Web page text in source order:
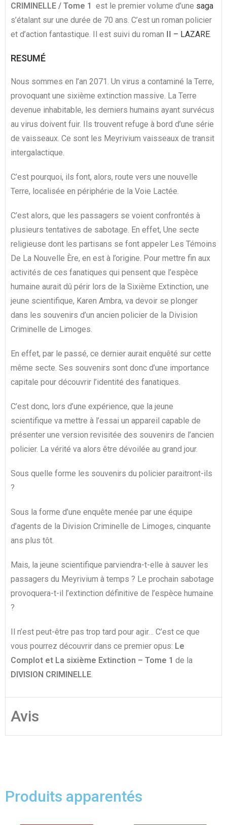
CRIMINELLE / Tome 1 est le premier volume d’une saga
s’étalant sur une durée de 70 ans. C’est un roman policier
et d’action fantastique. Il est suivi du roman II – LAZARE
RESUMÉ
Nous sommes en l’an 2071. Un virus a contaminé la Terre,
provoquant une sixième extinction massive. La Terre
devenue inhabitable, les derniers humains ayant survécus
au virus doivent fuir. Ils trouvent refuge à bord d’une série
de vaisseaux. Ce sont les Meyrivium vaisseaux de transit
intergalactique.
C’est pourquoi, ils font, alors, route vers une nouvelle
Terre, localisée en périphérie de la Voie Lactée.
C’est alors, que les passagers se voient confrontés à
plusieurs tentatives de sabotage. En effet, Une secte
religieuse dont les partisans se font appeler Les Témoins
De La Nouvelle Ère, en est à l’origine. Pour mettre fin aux
activités de ces fanatiques qui pensent que l’espèce
humaine aurait dû périr lors de la Sixième Extinction, une
jeune scientifique, Karen Ambra, va devoir se plonger
dans les souvenirs d’un ancien policier de la Division
Criminelle de Limoges.
En effet, par le passé, ce dernier aurait enquêté sur cette
même secte. Ses souvenirs sont donc d’une importance
capitale pour découvrir l’identité des fanatiques.
C’est donc, lors d’une expérience, que la jeune
scientifique va mettre à l’essai un appareil capable de
présenter une version revisitée des souvenirs de l’ancien
policier. La vérité va alors être dévoilée au grand jour.
Sous quelle forme les souvenirs du policier paraitront-ils
?
Sous la forme d’une enquête menée par une équipe
d’agents de la Division Criminelle de Limoges, cinquante
ans plus tôt.
Mais, la jeune scientifique parviendra-t-elle à sauver les
passagers du Meyrivium à temps ? Le prochain sabotage
provoquera-t-il l’extinction définitive de l’espèce humaine
?
Il n’est peut-être pas trop tard pour agir… C’est ce que
vous pourrez découvrir dans ce premier opus: Le
Complot et La sixième Extinction – Tome 1 de la
DIVISION CRIMINELLE
Avis
Produits apparentés